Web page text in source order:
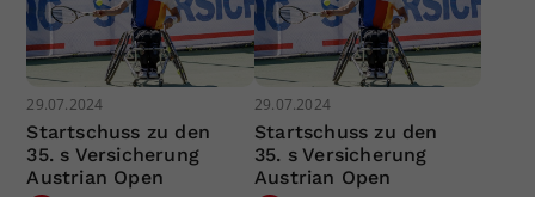
29.07.2024
Startschuss zu den
35. s Versicherung
Austrian Open
29.07.2024
Startschuss zu den
35. s Versicherung
Austrian Open